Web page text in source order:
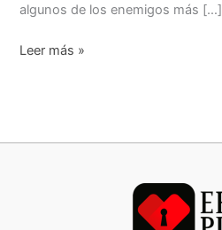
algunos de los enemigos más […]
Los
Leer más »